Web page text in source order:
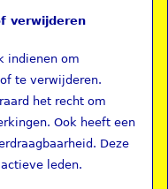
verwijderen
indienen om
te verwijderen.
het recht om
Ook heeft een
Deze
leden.